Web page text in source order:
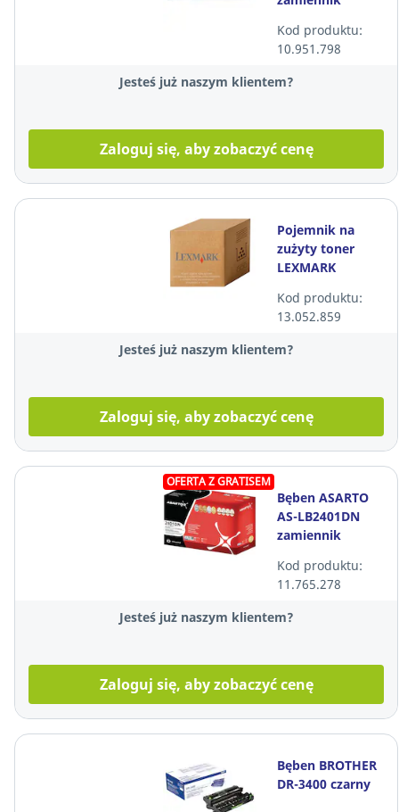
1030, czarny
Kod produktu:
10.951.798
Jesteś już naszym klientem?
Zaloguj się, aby zobaczyć cenę
Pojemnik na
zużyty toner
LEXMARK
Kod produktu:
13.052.859
Jesteś już naszym klientem?
Zaloguj się, aby zobaczyć cenę
OFERTA Z GRATISEM
Bęben ASARTO
AS-LB2401DN
zamiennik
2401, czarny
Kod produktu:
11.765.278
Jesteś już naszym klientem?
Zaloguj się, aby zobaczyć cenę
Bęben BROTHER
DR-3400 czarny